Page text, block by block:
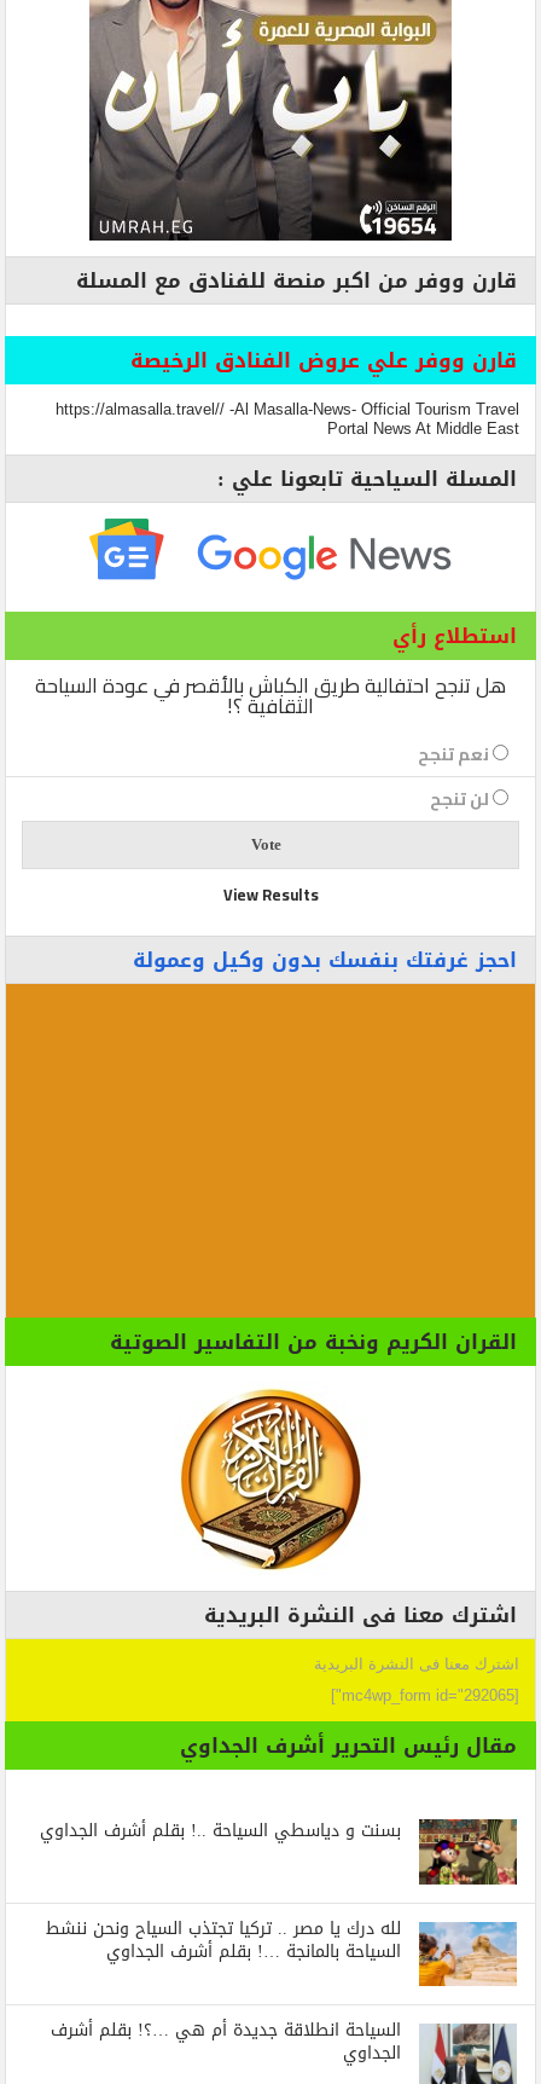
قارن ووفر من اكبر منصة للفنادق مع المسلة
قارن ووفر علي عروض الفنادق الرخيصة
https://almasalla.travel// -Al Masalla-News- Official Tourism Travel
Portal News At Middle East
المسلة السياحية تابعونا علي :
استطلاع رأي
هل تنجح احتفالية طريق الكباش بالأقصر في عودة السياحة
الثقافية ؟!
نعم تنجح
لن تنجح
View Results
احجز غرفتك بنفسك بدون وكيل وعمولة
القران الكريم ونخبة من التفاسير الصوتية
اشترك معنا فى النشرة البريدية
اشترك معنا فى النشرة البريدية
[mc4wp_form id="292065"]
مقال رئيس التحرير أشرف الجداوي
بسنت و دياسطي السياحة ..! بقلم أشرف الجداوي
لله درك يا مصر .. تركيا تجتذب السياح ونحن ننشط
السياحة بالمانجة …! بقلم أشرف الجداوي
السياحة انطلاقة جديدة أم هي …؟! بقلم أشرف
الجداوي